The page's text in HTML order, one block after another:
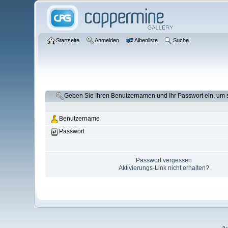
Startseite Anmelden Albenliste Suche
Geben Sie Ihren Benutzernamen und Ihr Passwort ein, um
Benutzername
Passwort
Passwort vergessen
Aktivierungs-Link nicht erhalten?